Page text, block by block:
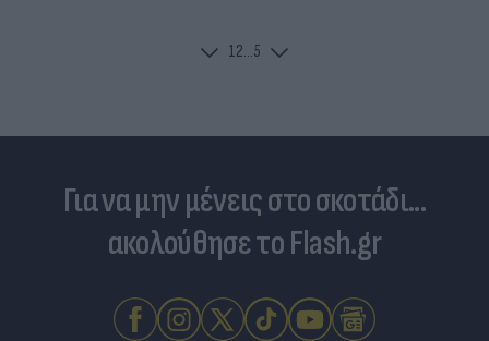
12...5
Για να μην μένεις στο σκοτάδι...
ακολούθησε το Flash.gr